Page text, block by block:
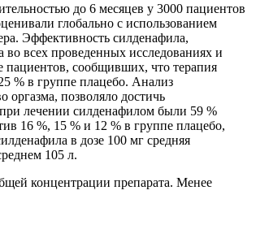
до 6 месяцев у 3000 пациентов
глобально с использованием
Эффективность силденафила,
во всех проведенных исследованиях и
пациентов, сообщивших, что терапия
% в группе плацебо. Анализ
позволяло достичь
лечении силденафилом были 59 %
16 %, 15 % и 12 % в группе плацебо,
в дозе 100 мг средняя
105 л.
концентрации препарата. Менее